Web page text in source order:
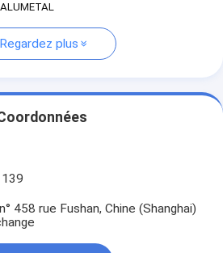
ALUMETAL
Regardez plus
458 rue Fushan, Chine (Shanghai)